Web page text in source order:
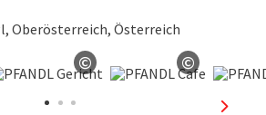
Oberösterreich, Österreich
öffnen
©
Copyright öffnen
©